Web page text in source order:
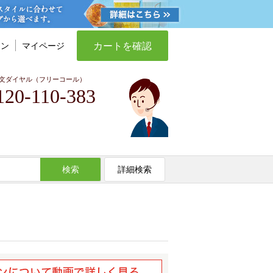
マイページ カートを確認
ダイヤル（フリーコール）
110-383
検索 詳細検索